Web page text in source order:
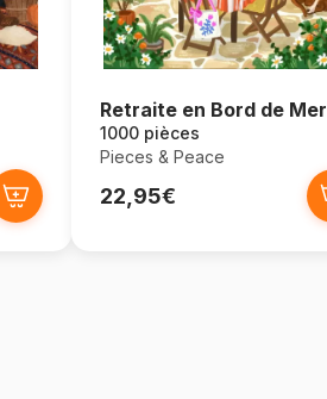
Retraite en Bord de Mer
1000 pièces
Pieces & Peace
22,95€